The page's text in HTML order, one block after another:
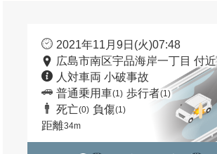
2021年11月9日(火)07:48
広島市南区宇品海岸一丁目 付近
人対車両 小破事故
普通乗用車(1) 歩行者(1)
死亡(0) 負傷(1)
距離34m